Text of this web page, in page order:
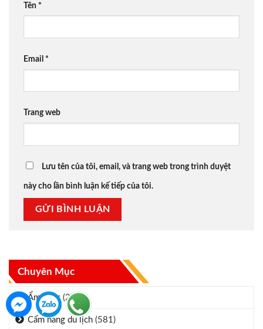
Chuyên Mục
Ẩm thực(2)
Cẩm nang du lịch (581)
Tên *
Email *
Trang web
Lưu tên của tôi, email, và trang web trong trình duyệt
này cho lần bình luận kế tiếp của tôi.